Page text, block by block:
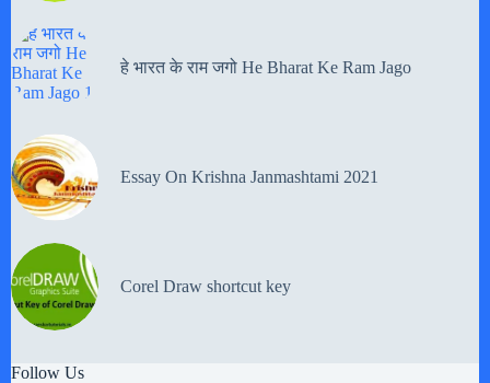
हे भारत के राम जगो He Bharat Ke Ram Jago
Essay On Krishna Janmashtami 2021
Corel Draw shortcut key
Follow Us